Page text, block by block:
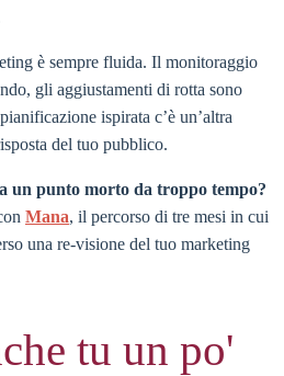
è sempre fluida. Il monitoraggio
gli aggiustamenti di rotta sono
ispirata c’è un’altra
del tuo pubblico.
un punto morto da troppo tempo?
Mana, il percorso di tre mesi in cui
una re-visione del tuo marketing
tu un po'